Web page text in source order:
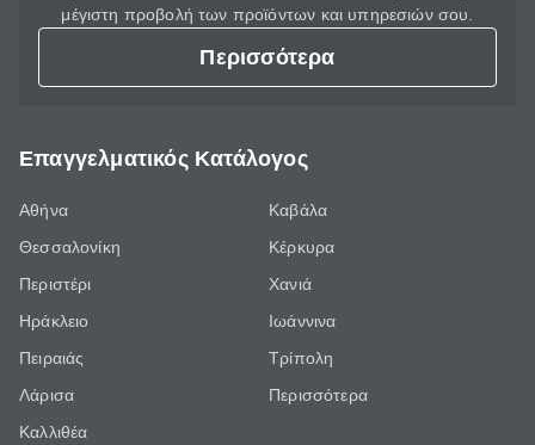
μέγιστη προβολή των προϊόντων και υπηρεσιών σου.
Περισσότερα
Επαγγελματικός Κατάλογος
Αθήνα
Θεσσαλονίκη
Περιστέρι
Ηράκλειο
Πειραιάς
Λάρισα
Καλλιθέα
Καβάλα
Κέρκυρα
Χανιά
Ιωάννινα
Τρίπολη
Περισσότερα